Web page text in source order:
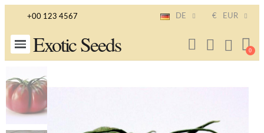
+00 123 4567 DE € EUR
Exotic Seeds